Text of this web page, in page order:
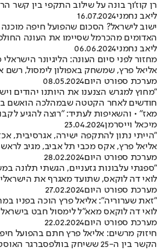
רן קוז'וך בונה על שילוב התקפי בין קשר
ליאב נחמני16.07.2024
ישוב לישראל? הסכום שהפועל חיפה
האדומים מהכרמל שסיימו את העונה
ליאב נחמני06.06.2024
מחזור לפני סיום העונה: הליגיונר
אליאל פרץ, שמשחק באפולון לימסול, רשם את ההישג ב-1:5 של קבוצתו על זאקאקיו האחרונה בליגה הקפריסאית •
מערכת ספורט היום08.05.2024
"מחוץ למגרש הצנענו את היותנו יהודים
מאז" • והשאיפות לעתיד: "רוצה להגיע
מיכאל וייסרמן23.04.2024
"הייתי נתון להתקפה ישירה, אגרסיבית,
אליאל פרץ, אקס מכבי תל אביב, מגיב
מערכת ספורט היום28.02.2024
"ספגתי עלבונות גזעניים, הגשתי תלונה
לואי דה לוקאס, שתועד מאגרף את
מערכת ספורט היום27.02.2024
"זאת שערוריה": אליאל פרץ הוכה בפניו
לואי דה לוקאס מאא"ל לימסול חבט
מערכת ספורט היום22.02.2024
חיזוק מרשים: אליאל פרץ חתם בהפועל
הקשר בין ה-25 ששיחק בוולפסברגר האוסטרית וכבש בעונה החולפת 11 שערים ובישל 9 נוספים, יחזק את הקבוצה של ניר קלינגר